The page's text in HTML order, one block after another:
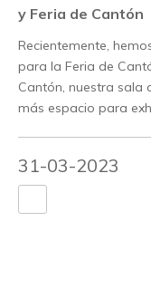
y Feria de Cantón
Recientemente,
para la Feria de
Cantón, nuestra sala
más espacio para
31-03-2023